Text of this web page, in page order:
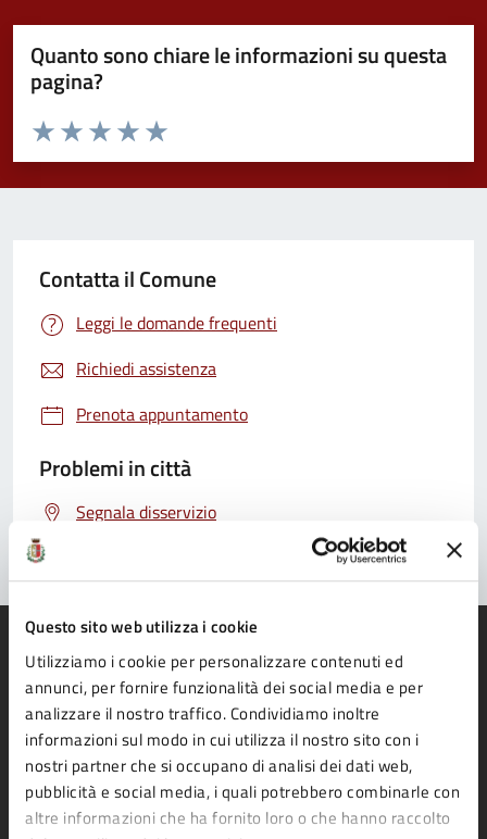
Questo sito web utilizza i cookie
Utilizziamo i cookie per personalizzare contenuti ed
annunci, per fornire funzionalità dei social media e per
analizzare il nostro traffico. Condividiamo inoltre
informazioni sul modo in cui utilizza il nostro sito con i
nostri partner che si occupano di analisi dei dati web,
pubblicità e social media, i quali potrebbero combinarle con
altre informazioni che ha fornito loro o che hanno raccolto
Quanto sono chiare le informazioni su questa
pagina?
Valuta da 1 a 5 stelle la pagina
Valuta 5 stelle su 5
Valuta 4 stelle su 5
Valuta 3 stelle su 5
Valuta 2 stelle su 5
Valuta 1 stelle su 5
Contatta il Comune
Leggi le domande frequenti
Richiedi assistenza
Prenota appuntamento
Problemi in città
Segnala disservizio
Comune di Fidenza
AMMINISTRAZIONE